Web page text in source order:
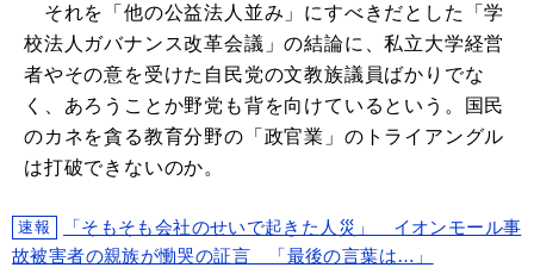
それを「他の公益法人並み」にすべきだとした「学
校法人ガバナンス改革会議」の結論に、私立大学経営
者やその意を受けた自民党の文教族議員ばかりでな
く、あろうことか野党も背を向けているという。国民
のカネを貪る教育分野の「政官業」のトライアングル
は打破できないのか。
速報
「そもそも会社のせいで起きた人災」 イオンモール事
故被害者の親族が慟哭の証言 「最後の言葉は…」